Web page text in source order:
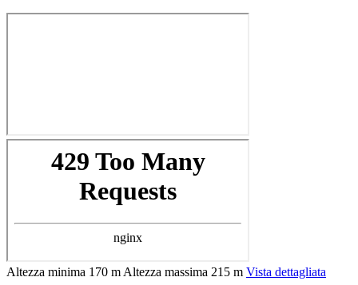
Altezza minima 170 m Altezza massima 215 m Vista dettagliata